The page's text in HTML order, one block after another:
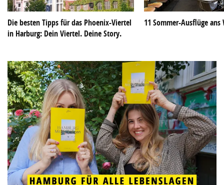
Die besten Tipps für das Phoenix-Viertel
in Harburg: Dein Viertel. Deine Story.
11 Sommer-Ausflüge ans